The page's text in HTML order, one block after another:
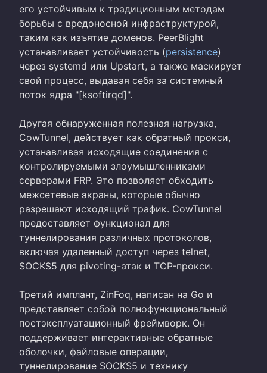
его устойчивым к традиционным методам
борьбы с вредоносной инфраструктурой,
таким как изъятие доменов. PeerBlight
устанавливает устойчивость (persistence)
через systemd или Upstart, а также маскирует
свой процесс, выдавая себя за системный
поток ядра "[ksoftirqd]".
Другая обнаруженная полезная нагрузка,
CowTunnel, действует как обратный прокси,
устанавливая исходящие соединения с
контролируемыми злоумышленниками
серверами FRP. Это позволяет обходить
межсетевые экраны, которые обычно
разрешают исходящий трафик. CowTunnel
предоставляет функционал для
туннелирования различных протоколов,
включая удаленный доступ через telnet,
SOCKS5 для pivoting-атак и TCP-прокси.
Третий имплант, ZinFoq, написан на Go и
представляет собой полнофункциональный
постэксплуатационный фреймворк. Он
поддерживает интерактивные обратные
оболочки, файловые операции,
туннелирование SOCKS5 и технику